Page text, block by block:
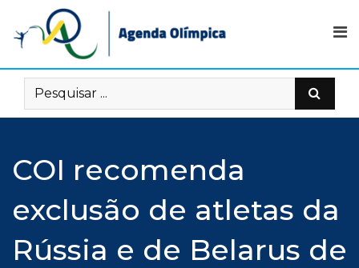
content
COI recomenda
exclusão de atletas da
Rússia e de Belarus de